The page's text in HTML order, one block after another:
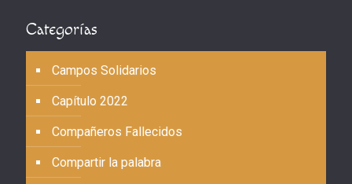
Categorías
Campos Solidarios
Capítulo 2022
Compañeros Fallecidos
Compartir la palabra